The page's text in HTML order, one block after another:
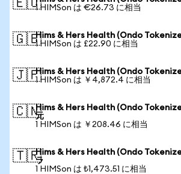
🇪🇺1 HIMSon は €26.73 に相当
🇬🇧Hims & Hers Health (Ondo
1 HIMSon は £22.90 に相当
🇯🇵Hims & Hers Health (Ondo
1 HIMSon は ￥4,872.4 に相当
🇨🇳Hims & Hers Health (Ondo
元
1 HIMSon は ￥208.46 に相当
🇹🇷Hims & Hers Health (Ondo
ラ
1 HIMSon は ₺1,473.51 に相当